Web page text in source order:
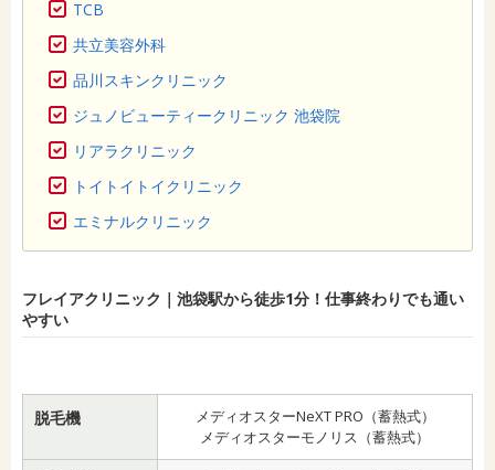
TCB
共立美容外科
品川スキンクリニック
ジュノビューティークリニック 池袋院
リアラクリニック
トイトイトイクリニック
エミナルクリニック
フレイアクリニック｜池袋駅から徒歩1分！仕事終わりでも通い
やすい
脱毛機
メディオスターNeXT PRO（蓄熱式）
メディオスターモノリス（蓄熱式）